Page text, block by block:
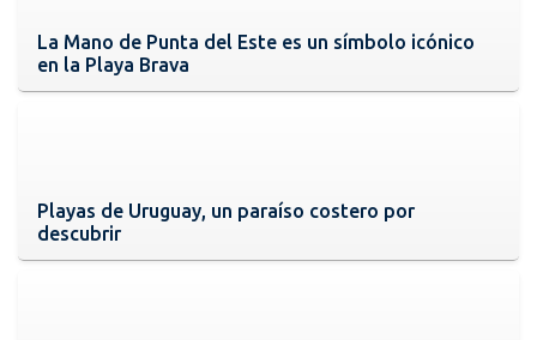
La Mano de Punta del Este es un símbolo icónico
en la Playa Brava
Playas de Uruguay, un paraíso costero por
descubrir